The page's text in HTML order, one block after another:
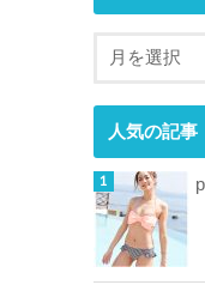
人気の記事